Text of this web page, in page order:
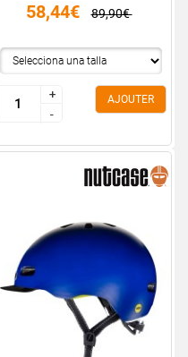
58,44€ 89,90€
+
-
+
-
AJOUTER